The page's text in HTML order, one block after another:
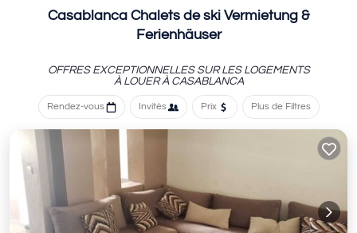
Casablanca Chalets de ski Vermietung &
Ferienhäuser
OFFRES EXCEPTIONNELLES SUR LES LOGEMENTS
À LOUER À CASABLANCA
Rendez-vous Invités Prix Plus de Filtres